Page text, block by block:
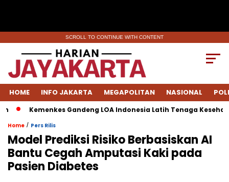
SCROLL TO CONTINUE WITH CONTENT
HOME INFO JAKARTA MEGAPOLITAN NASIONAL
Kemenkes Gandeng LOA Indonesia Latih Tenaga
Home / Pers Rilis
Model Prediksi Risiko Berbasiskan AI
Bantu Cegah Amputasi Kaki pada
Pasien Diabetes